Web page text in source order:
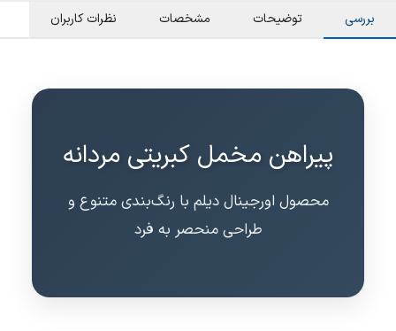
بررسی توضیحات مشخصات نظرات کاربران
پیراهن مخمل کبریتی مردانه
محصول اورجینال دیلم با رنگ‌بندی متنوع و
طراحی منحصر به فرد